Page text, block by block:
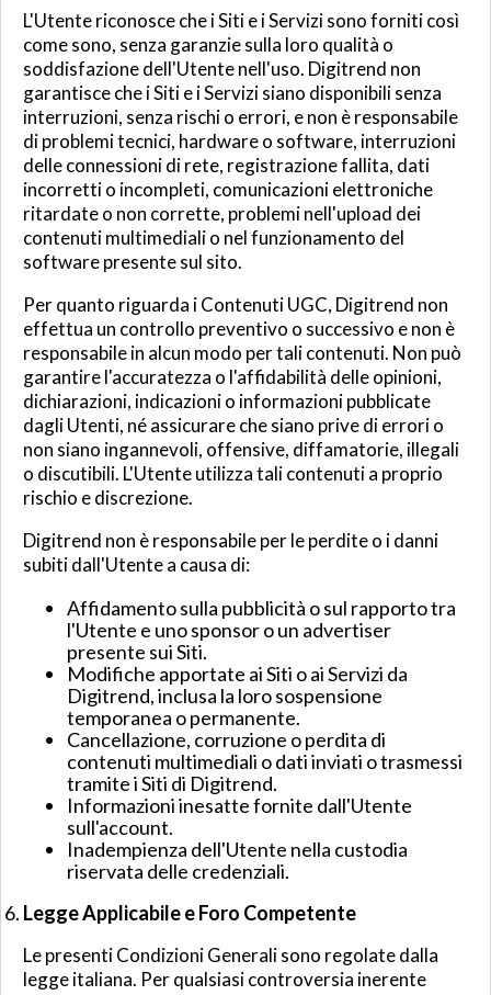
L'Utente riconosce che i Siti e i Servizi sono forniti così
come sono, senza garanzie sulla loro qualità o
soddisfazione dell'Utente nell'uso. Digitrend non
garantisce che i Siti e i Servizi siano disponibili senza
interruzioni, senza rischi o errori, e non è responsabile
di problemi tecnici, hardware o software, interruzioni
delle connessioni di rete, registrazione fallita, dati
incorretti o incompleti, comunicazioni elettroniche
ritardate o non corrette, problemi nell'upload dei
contenuti multimediali o nel funzionamento del
software presente sul sito.
Per quanto riguarda i Contenuti UGC, Digitrend non
effettua un controllo preventivo o successivo e non è
responsabile in alcun modo per tali contenuti. Non può
garantire l'accuratezza o l'affidabilità delle opinioni,
dichiarazioni, indicazioni o informazioni pubblicate
dagli Utenti, né assicurare che siano prive di errori o
non siano ingannevoli, offensive, diffamatorie, illegali
o discutibili. L'Utente utilizza tali contenuti a proprio
rischio e discrezione.
Digitrend non è responsabile per le perdite o i danni
subiti dall'Utente a causa di:
Affidamento sulla pubblicità o sul rapporto tra
l'Utente e uno sponsor o un advertiser
presente sui Siti.
Modifiche apportate ai Siti o ai Servizi da
Digitrend, inclusa la loro sospensione
temporanea o permanente.
Cancellazione, corruzione o perdita di
contenuti multimediali o dati inviati o trasmessi
tramite i Siti di Digitrend.
Informazioni inesatte fornite dall'Utente
sull'account.
Inadempienza dell'Utente nella custodia
riservata delle credenziali.
Legge Applicabile e Foro Competente
Le presenti Condizioni Generali sono regolate dalla
legge italiana. Per qualsiasi controversia inerente